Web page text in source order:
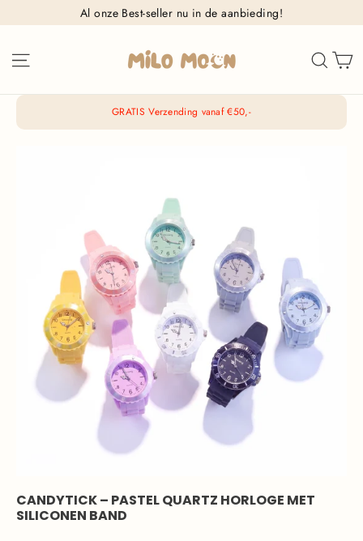
naar
inhoud
Al onze Best-seller nu in de aanbieding!
GRATIS Verzending vanaf €50,-
CANDYTICK – PASTEL QUARTZ HORLOGE MET
SILICONEN BAND